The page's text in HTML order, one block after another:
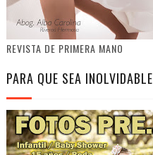
REVISTA DE PRIMERA MANO
PARA QUE SEA INOLVIDABLE